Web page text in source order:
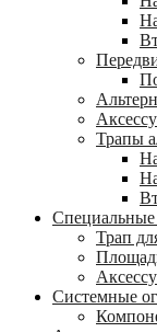
Трапы
Специальные
Трап
Системные